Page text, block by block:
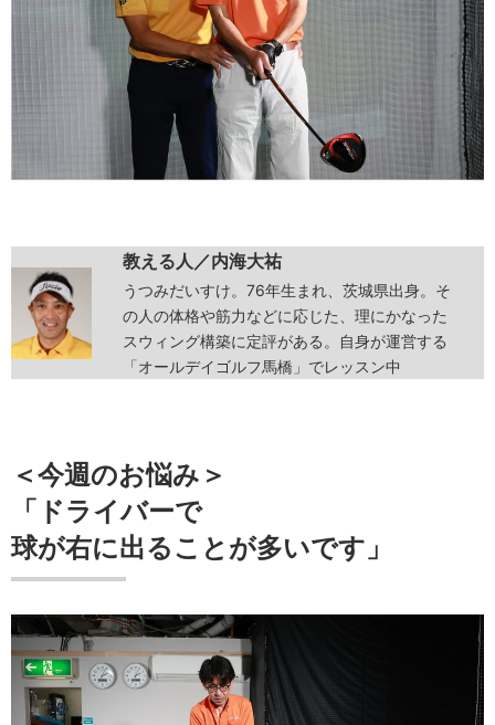
教える人／内海大祐
うつみだいすけ。76年生まれ、茨城県出身。そ
の人の体格や筋力などに応じた、理にかなった
スウィング構築に定評がある。自身が運営する
「オールデイゴルフ馬橋」でレッスン中
＜今週のお悩み＞
「ドライバーで
球が右に出ることが多いです」